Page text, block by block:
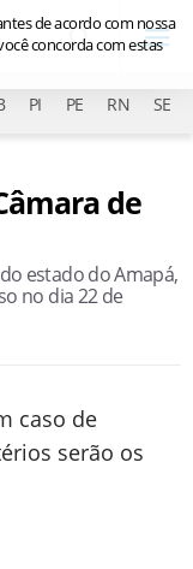
PI PE RN SE
de
estado do Amapá,
no dia 22 de
caso de
serão os
de acordo com nossa
concorda com estas